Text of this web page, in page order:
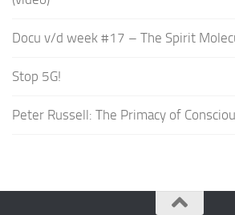
Docu v/d week #17 – The Spirit
Stop 5G!
Peter Russell: The Primacy of